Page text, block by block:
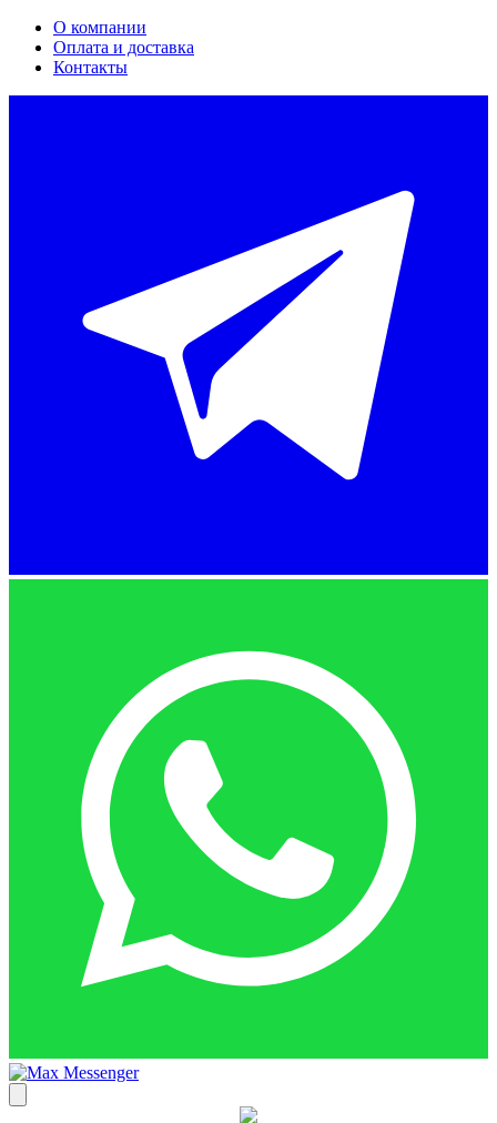
О компании
Оплата и доставка
Контакты